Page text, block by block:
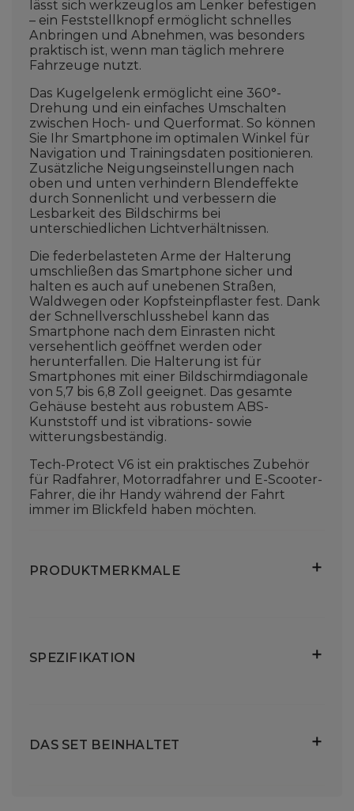
lässt sich werkzeuglos am Lenker befestigen
– ein Feststellknopf ermöglicht schnelles
Anbringen und Abnehmen, was besonders
praktisch ist, wenn man täglich mehrere
Fahrzeuge nutzt.
Das Kugelgelenk ermöglicht eine 360°-
Drehung und ein einfaches Umschalten
zwischen Hoch- und Querformat. So können
Sie Ihr Smartphone im optimalen Winkel für
Navigation und Trainingsdaten positionieren.
Zusätzliche Neigungseinstellungen nach
oben und unten verhindern Blendeffekte
durch Sonnenlicht und verbessern die
Lesbarkeit des Bildschirms bei
unterschiedlichen Lichtverhältnissen.
Die federbelasteten Arme der Halterung
umschließen das Smartphone sicher und
halten es auch auf unebenen Straßen,
Waldwegen oder Kopfsteinpflaster fest. Dank
der Schnellverschlusshebel kann das
Smartphone nach dem Einrasten nicht
versehentlich geöffnet werden oder
herunterfallen. Die Halterung ist für
Smartphones mit einer Bildschirmdiagonale
von 5,7 bis 6,8 Zoll geeignet. Das gesamte
Gehäuse besteht aus robustem ABS-
Kunststoff und ist vibrations- sowie
witterungsbeständig.
Tech-Protect V6 ist ein praktisches Zubehör
für Radfahrer, Motorradfahrer und E-Scooter-
Fahrer, die ihr Handy während der Fahrt
immer im Blickfeld haben möchten.
PRODUKTMERKMALE
SPEZIFIKATION
DAS SET BEINHALTET